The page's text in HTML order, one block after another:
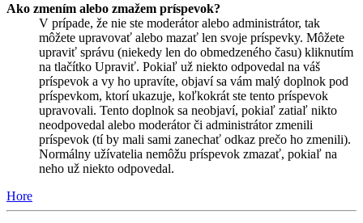
Ako zmením alebo zmažem príspevok?
V prípade, že nie ste moderátor alebo administrátor, tak
môžete upravovať alebo mazať len svoje príspevky. Môžete
upraviť správu (niekedy len do obmedzeného času) kliknutím
na tlačítko Upraviť. Pokiaľ už niekto odpovedal na váš
príspevok a vy ho upravíte, objaví sa vám malý doplnok pod
príspevkom, ktorí ukazuje, koľkokrát ste tento príspevok
upravovali. Tento doplnok sa neobjaví, pokiaľ zatiaľ nikto
neodpovedal alebo moderátor či administrátor zmenili
príspevok (tí by mali sami zanechať odkaz prečo ho zmenili).
Normálny užívatelia nemôžu príspevok zmazať, pokiaľ na
neho už niekto odpovedal.
Hore